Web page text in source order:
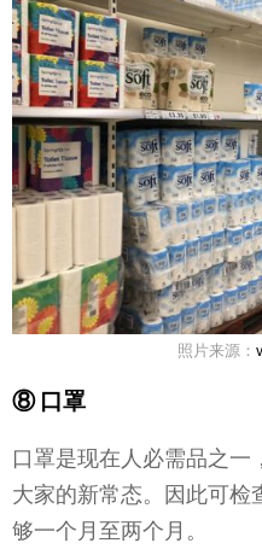
照片来源：
⑧ 口罩
口罩是现在人必需品之一
大家的新常态。因此可检
够一个月至两个月。